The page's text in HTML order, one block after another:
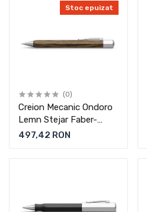
Stoc epuizat
(0)
Creion Mecanic Ondoro
Lemn Stejar Faber-
Castell
497,42 RON